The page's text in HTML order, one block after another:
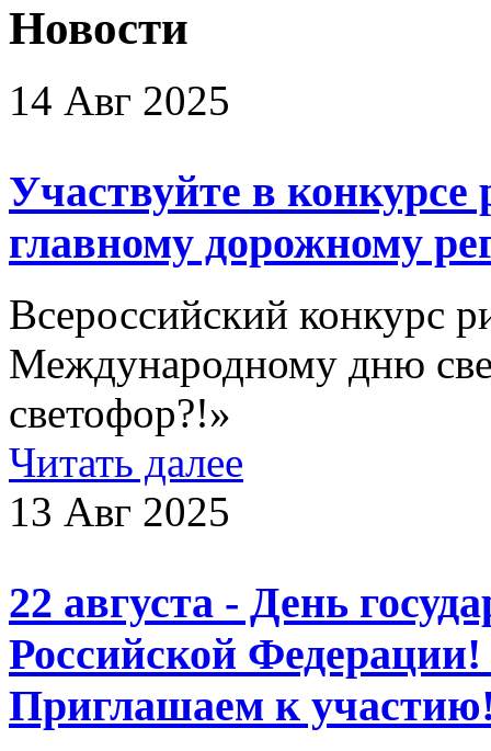
Новости
14 Авг 2025
Участвуйте в
главному дорожному
Всероссийский конкурс
Международному дню
светофор?!»
Читать далее
13 Авг 2025
22 августа - День
Российской
Приглашаем к